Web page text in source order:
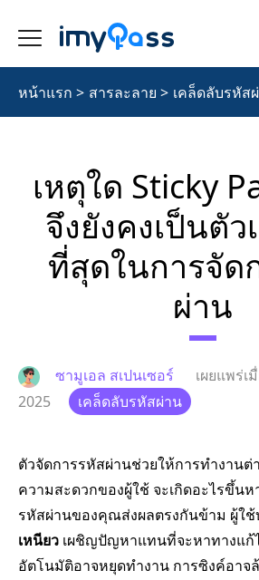
หน้าแรก > สารละลาย > เคล็ดลับรหัส
เหตุใด Sticky
จึงยังคงเป็นตั
ที่สุดในการจัด
ผ่าน
ซามูเอล สเปนเซอร์ เผยแพร่เ
2025
เคล็ดลับรหัสผ่าน
ตัวจัดการรหัสผ่านช่วยให้การทำงานต่
ความสะดวกของผู้ใช้ จะเกิดอะไรขึ้น
รหัสผ่านของคุณส่งผลตรงกันข้าม ผู้ใช้
เหนียว เผชิญปัญหาแทนที่จะหาทางแก้
อัตโนมัติอาจหยุดทำงาน การซิงค์อาจ